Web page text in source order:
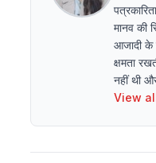
मानव की
आजादी के
क्षमता
नहीं थी
View